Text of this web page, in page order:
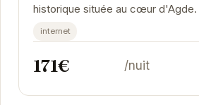
historique située au cœur d'Agde.
privé, elle offre un cadre idéal
internet
171€ /nuit